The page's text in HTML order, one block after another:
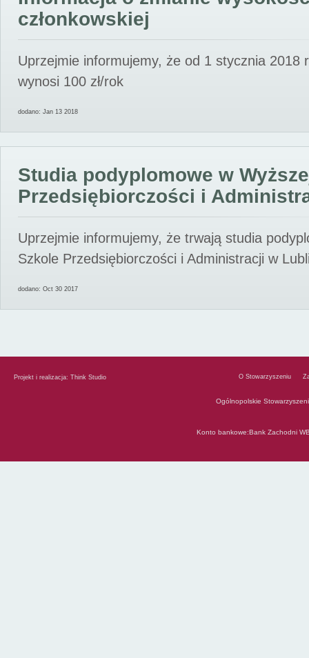
członkowskiej
Uprzejmie informujemy, że od 1 stycznia 2018
wynosi 100 zł/rok
dodano: Jan 13 2018
Studia podyplomowe w
Przedsiębiorczości i
Uprzejmie informujemy, że trwają studia
Szkole Przedsiębiorczości i Administracji w
dodano: Oct 30 2017
Projekt i realizacja: Think Studio O Stowarzyszeniu
Ogólnopolskie
Konto bankowe:Bank Zachodni